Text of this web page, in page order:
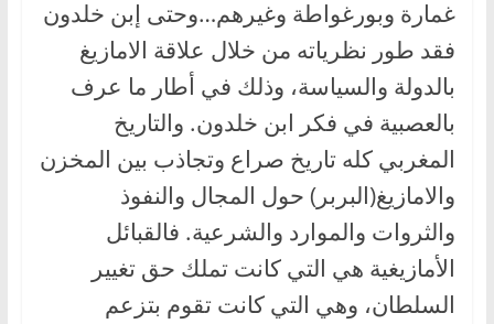
غمارة وبورغواطة وغيرهم…وحتى إبن خلدون
فقد طور نظرياته من خلال علاقة الامازيغ
بالدولة والسياسة، وذلك في أطار ما عرف
بالعصبية في فكر ابن خلدون. والتاريخ
المغربي كله تاريخ صراع وتجاذب بين المخزن
والامازيغ(البربر) حول المجال والنفوذ
والثروات والموارد والشرعية. فالقبائل
الأمازيغية هي التي كانت تملك حق تغيير
السلطان، وهي التي كانت تقوم بتزعم